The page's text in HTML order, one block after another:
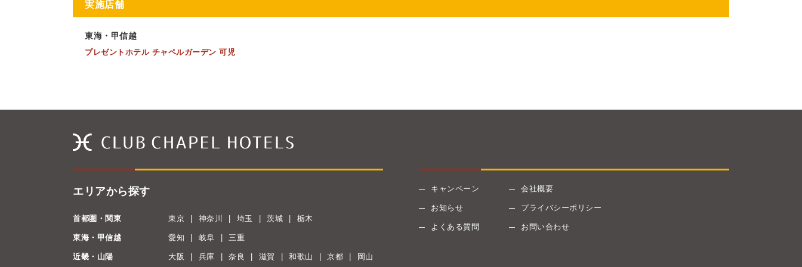
実施店舗
東海・甲信越
プレゼントホテル チャペルガーデン 可児
エリアから探す
首都圏・関東 東京 神奈川 埼玉 茨城 栃木
東海・甲信越 愛知 岐阜 三重
近畿・山陽 大阪 兵庫 奈良 滋賀 和歌山 京都 岡山
キャンペーン
お知らせ
よくある質問
会社概要
プライバシーポリシー
お問い合わせ